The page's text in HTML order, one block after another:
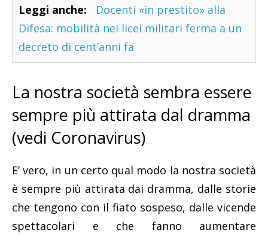
Leggi anche:
Docenti «in prestito» alla
Difesa: mobilità nei licei militari ferma a un
decreto di cent’anni fa
La nostra società sembra essere
sempre più attirata dal dramma
(vedi Coronavirus)
E’ vero, in un certo qual modo la nostra società
è sempre più attirata dai dramma, dalle storie
che tengono con il fiato sospeso, dalle vicende
spettacolari e che fanno aumentare